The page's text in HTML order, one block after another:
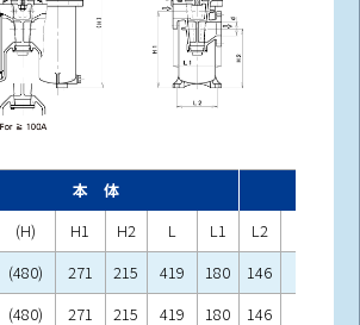
本 体
(H) H1 H2 L L1 L2
(480) 271 215 419 180 146
(480) 271 215 419 180 146